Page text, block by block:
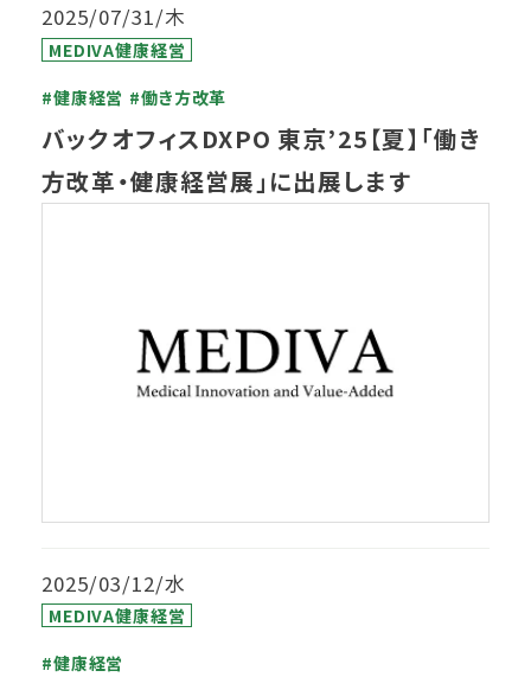
2025/07/31/木
MEDIVA健康経営
#健康経営 #働き方改革
バックオフィスDXPO 東京’25【夏】「働き
方改革・健康経営展」に出展します
2025/03/12/水
MEDIVA健康経営
#健康経営